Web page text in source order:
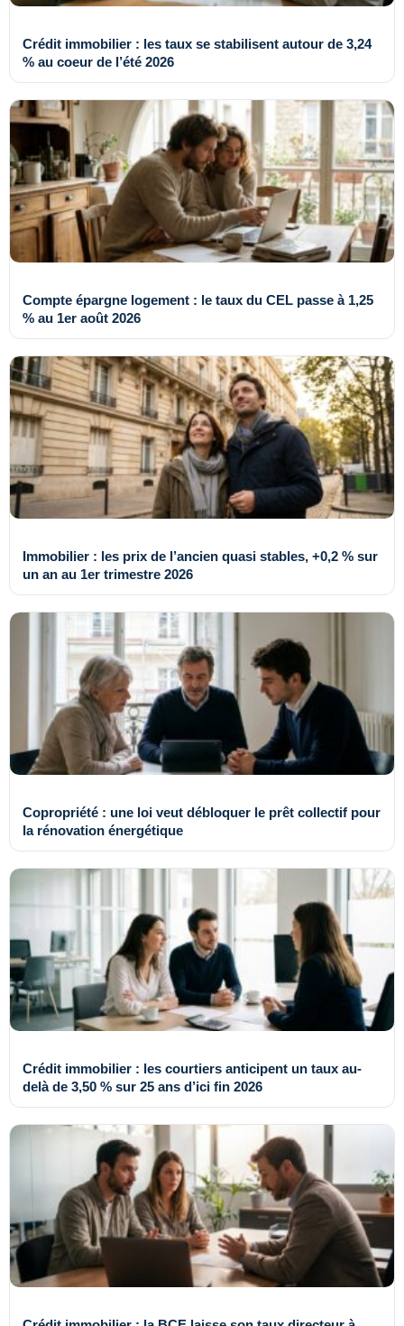
Crédit immobilier : les taux se stabilisent autour de 3,24
% au coeur de l’été 2026
Compte épargne logement : le taux du CEL passe à 1,25
% au 1er août 2026
Immobilier : les prix de l’ancien quasi stables, +0,2 % sur
un an au 1er trimestre 2026
Copropriété : une loi veut débloquer le prêt collectif pour
la rénovation énergétique
Crédit immobilier : les courtiers anticipent un taux au-
delà de 3,50 % sur 25 ans d’ici fin 2026